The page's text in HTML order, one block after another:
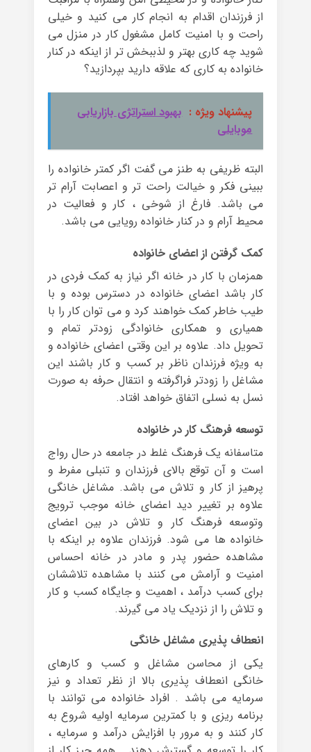
از فرزندان اقدام به انجام کار می کنید و خیلی
راحت و با امنیت کامل مشغول کار در منزل می
شوید چه کاری بهتر و لذببخش تر از اینکه در کنار
خانواده به کاری که علاقه دارید بپردازید؟
پیشنهاد ویژه : بهبود استراتژی بازاریابی
موبایلی
البته ظریفی به طنز می گفت اگر کمتر خانواده را
ببینی فکر و خیالت راحت تر و اعصابت آرام تر
می باشد. فارغ از شوخی ، کار و فعالیت در
محیط آرام و در کنار خانواده رویایی می باشد.
کمک گرفتن از اعضای خانواده
همزمان با کار در خانه اگر نیاز به کمک فردی در
کار باشد اعضای خانواده در دسترس بوده و با
طیب خاطر کمک خواهند کرد و می توان کار را با
همیاری و همکاری خانوادگی زودتر تمام و
تحویل داد. علاوه بر این وقتی اعضای خانواده و
به ویژه فرزندان ناظر بر کسب و کار باشند این
مشاغل را زودتر فراگرفته و انتقال حرفه به صورت
نسل به نسلی اتفاق خواهد افتاد.
توسعه فرهنگ کار در خانواده
متاسفانه یک فرهنگ غلط در جامعه در حال رواج
است و آن توقع بالای فرزندان و تنبلی مفرط و
پرهیز از کار و تلاش می باشد. مشاغل خانگی
علاوه بر تغییر دید اعضای خانه موجب ترویج
وتوسعه فرهنگ کار و تلاش در بین اعضای
خانواده ها می شود. فرزندان علاوه بر اینکه با
مشاهده حضور پدر و مادر در خانه احساس
امنیت و آرامش می کنند با مشاهده تلاششان
برای کسب درآمد ، اهمیت و جایگاه کسب و کار
و تلاش را از نزدیک یاد می گیرند.
انعطاف پذیری مشاغل خانگی
یکی از محاسن مشاغل و کسب و کارهای
خانگی انعطاف پذیری بالا از نظر تعداد و نیز
سرمایه می باشد . افراد خانواده می توانند با
برنامه ریزی و با کمترین سرمایه اولیه شروع به
کار کنند و به مرور با افزایش درآمد و سرمایه ،